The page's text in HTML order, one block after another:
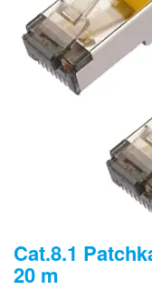
Cat.8.1
20 m